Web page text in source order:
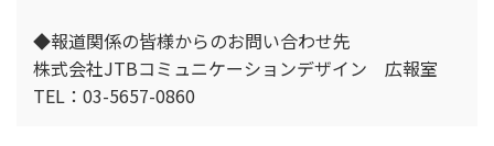
◆報道関係の皆様からのお問い合わせ先
株式会社JTBコミュニケーションデザイン 広報室
TEL：03-5657-0860